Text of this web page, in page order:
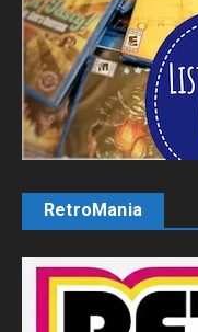
RetroMania